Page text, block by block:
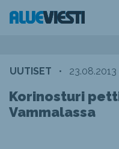
UUTISET • 23.08.2013
Korinosturi
Vammalassa